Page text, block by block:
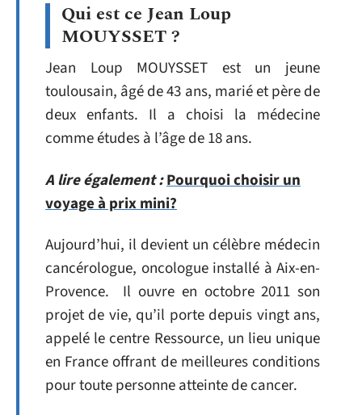
Qui est ce Jean Loup
MOUYSSET ?
Jean Loup MOUYSSET est un jeune
toulousain, âgé de 43 ans, marié et père de
deux enfants. Il a choisi la médecine
comme études à l’âge de 18 ans.
A lire également :Pourquoi choisir un
voyage à prix mini?
Aujourd’hui, il devient un célèbre médecin
cancérologue, oncologue installé à Aix-en-
Provence. Il ouvre en octobre 2011 son
projet de vie, qu’il porte depuis vingt ans,
appelé le centre Ressource, un lieu unique
en France offrant de meilleures conditions
pour toute personne atteinte de cancer.